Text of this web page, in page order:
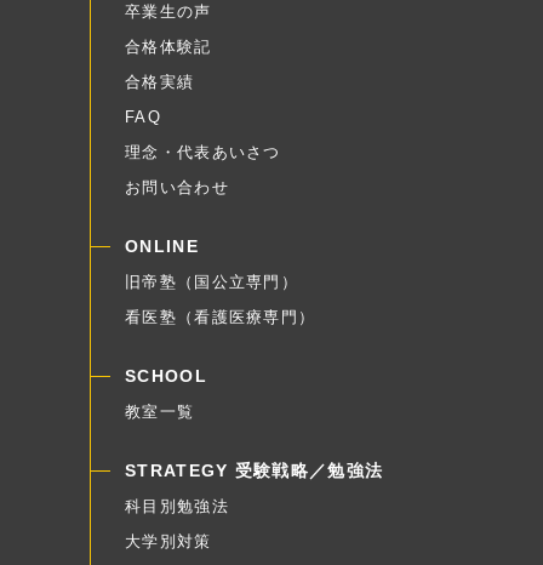
卒業生の声
合格体験記
合格実績
FAQ
理念・代表あいさつ
お問い合わせ
ONLINE
旧帝塾（国公立専門）
看医塾（看護医療専門）
SCHOOL
教室一覧
STRATEGY 受験戦略／勉強法
科目別勉強法
大学別対策